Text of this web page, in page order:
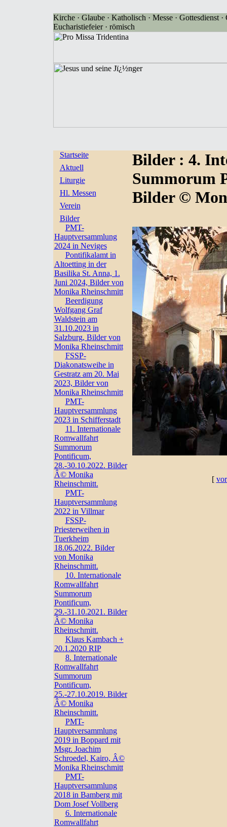
Kirche · Glaube · Katholisch · Messe · Gottesdienst
Eucharistiefeier · römisch
Startseite
Aktuell
Liturgie
Hl. Messen
Verein
Bilder
PMT-
Hauptversammlung
2024 in Neviges
Pontifikalamt in
Altoetting in der
Basilika St. Anna, 1.
Juni 2024, Bilder von
Monika Rheinschmitt
Beerdigung
Wolfgang Graf
Waldstein am
31.10.2023 in
Salzburg, Bilder von
Monika Rheinschmitt
FSSP-
Diakonatsweihe in
Gestratz am 20. Mai
2023, Bilder von
Monika Rheinschmitt
PMT-
Hauptversammlung
2023 in Schifferstadt
11. Internationale
Romwallfahrt
Summorum
Pontificum,
28.-30.10.2022. Bilder
Â© Monika
Rheinschmitt.
PMT-
Hauptversammlung
2022 in Villmar
FSSP-
Priesterweihen in
Tuerkheim
18.06.2022. Bilder
von Monika
Rheinschmitt.
10. Internationale
Romwallfahrt
Summorum
Pontificum,
29.-31.10.2021. Bilder
Â© Monika
Rheinschmitt.
Klaus Kambach +
20.1.2020 RIP
8. Internationale
Romwallfahrt
Summorum
Pontificum,
25.-27.10.2019. Bilder
Â© Monika
Rheinschmitt.
PMT-
Hauptversammlung
2019 in Boppard mit
Msgr. Joachim
Schroedel, Kairo, Â©
Monika Rheinschmitt
PMT-
Hauptversammlung
2018 in Bamberg mit
Dom Josef Vollberg
6. Internationale
Romwallfahrt
Bilder : 4.
Summorum
Bilder ©
[